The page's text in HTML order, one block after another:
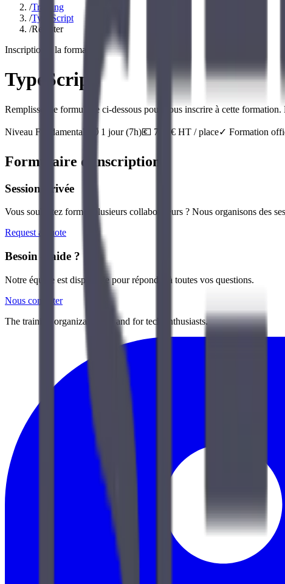
/Training
/TypeScript
/Register
Inscription à la formation
TypeScript
Remplissez le formulaire ci-dessous pour vous inscrire à cette
Niveau Fundamentals ⏱️ 1 jour(7h)💶 790 € HT / place✓ Formation
Formulaire d'inscription
Session privée
Vous souhaitez former plusieurs collaborateurs ? Nous organisons des
Request a quote
Besoin d'aide ?
Notre équipe est disponible pour répondre à toutes vos questions.
Nous contacter
The training organization by and for tech enthusiasts.